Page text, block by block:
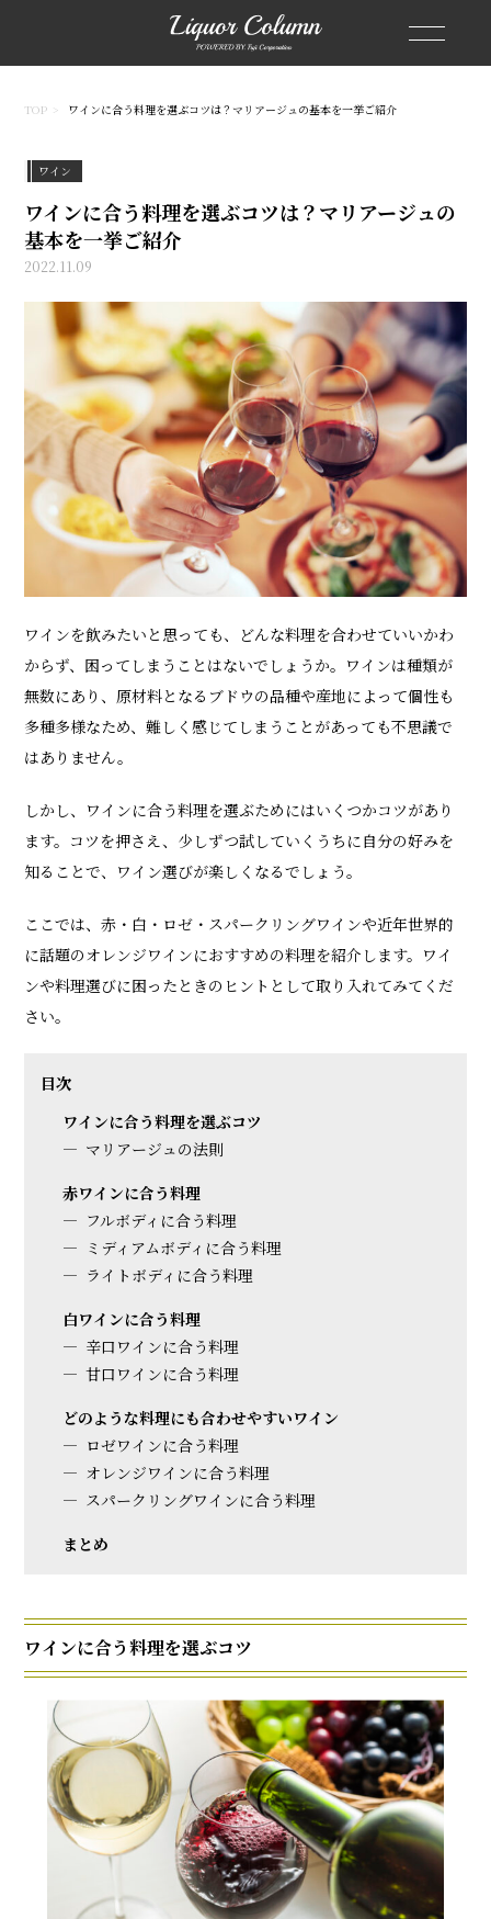
TOP ワインに合う料理を選ぶコツは？マリアージュの基本を一挙ご紹介
ワイン
ワインに合う料理を選ぶコツは？マリアージュの
基本を一挙ご紹介
2022.11.09
ワインを飲みたいと思っても、どんな料理を合わせていいかわ
からず、困ってしまうことはないでしょうか。ワインは種類が
無数にあり、原材料となるブドウの品種や産地によって個性も
多種多様なため、難しく感じてしまうことがあっても不思議で
はありません。
しかし、ワインに合う料理を選ぶためにはいくつかコツがあり
ます。コツを押さえ、少しずつ試していくうちに自分の好みを
知ることで、ワイン選びが楽しくなるでしょう。
ここでは、赤・白・ロゼ・スパークリングワインや近年世界的
に話題のオレンジワインにおすすめの料理を紹介します。ワイ
ンや料理選びに困ったときのヒントとして取り入れてみてくだ
さい。
目次
ワインに合う料理を選ぶコツ
マリアージュの法則
赤ワインに合う料理
フルボディに合う料理
ミディアムボディに合う料理
ライトボディに合う料理
白ワインに合う料理
辛口ワインに合う料理
甘口ワインに合う料理
どのような料理にも合わせやすいワイン
ロゼワインに合う料理
オレンジワインに合う料理
スパークリングワインに合う料理
まとめ
ワインに合う料理を選ぶコツ